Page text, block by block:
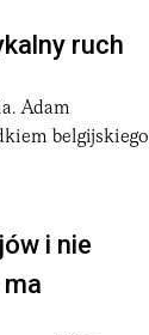
ruch
Adam
belgijskiego
i nie